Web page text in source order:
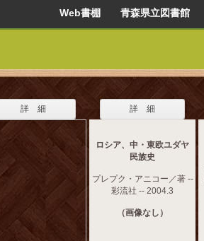
Web書棚 青森県立図書館
詳 細 詳 細
ロシア、中・東欧ユダヤ
民族史
プレプク・アニコー／著 --
彩流社 -- 2004.3
（画像なし）